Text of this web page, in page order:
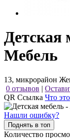
Детская
Мебель
13, микрорайон
0 отзывов |
QR Ссылка Что
Нашли ошибку?
Поднять в топ
Количество